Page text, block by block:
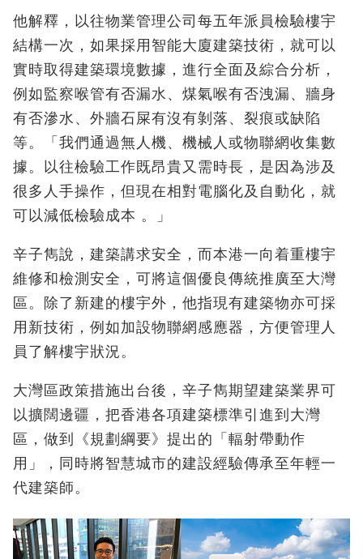
他解釋，以往物業管理公司每五年派員檢驗樓宇
結構一次，如果採用智能大廈建築技術，就可以
實時取得建築環境數據，進行全面及綜合分析，
例如監察喉管有否漏水、煤氣喉有否洩漏、牆身
有否滲水、外牆石屎有沒有剝落、裂痕或缺陷
等。「我們通過無人機、機械人或物聯網收集數
據。以往檢驗工作既昂貴又需時長，是因為涉及
很多人手操作，但現在相對電腦化及自動化，就
可以減低檢驗成本 。」
辛子雋說，建築講求安全，而本港一向着重樓宇
維修和檢測安全，可將這個優良傳統推廣至大灣
區。除了新建的樓宇外，他指現有建築物亦可採
用新技術，例如加設物聯網感應器，方便管理人
員了解樓宇狀況。
大灣區政策措施出台後，辛子雋期望建築業界可
以擴闊邊疆，把香港各項建築標準引進到大灣
區，做到《規劃綱要》提出的「輻射帶動作
用」，同時將智慧城市的建設經驗傳承至年輕一
代建築師。